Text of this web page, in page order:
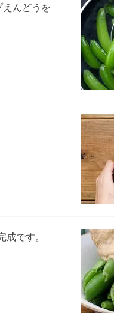
んどうを
です。